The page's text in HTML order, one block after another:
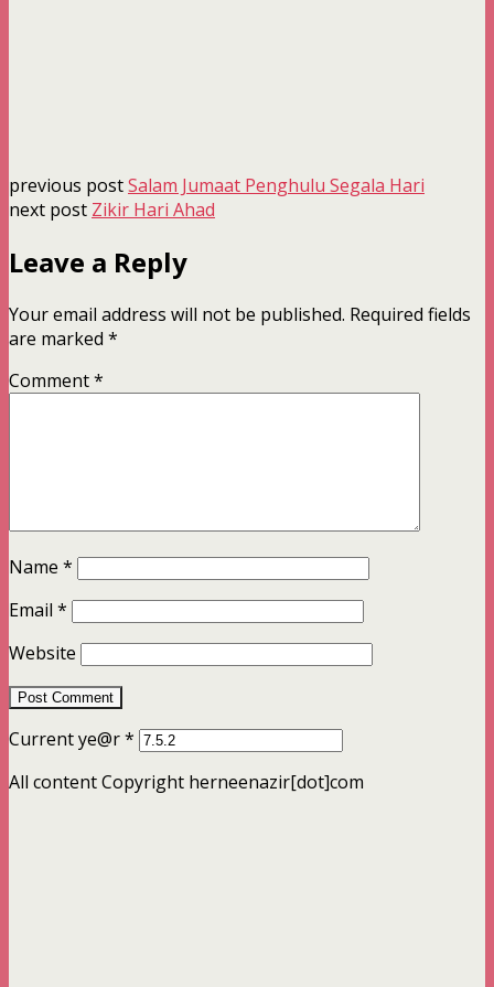
previous postSalam Jumaat Penghulu Segala Hari
next post Zikir Hari Ahad
Leave a Reply
Your email address will not be published. Required fields
are marked *
Comment*
Name *
Email *
Website
Current ye@r*
All content Copyright herneenazir[dot]com